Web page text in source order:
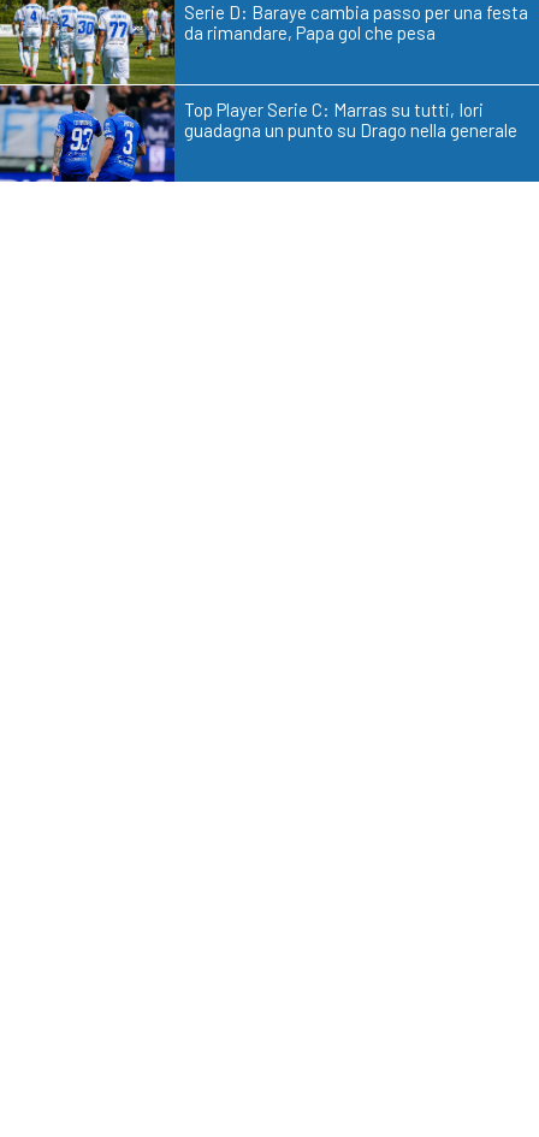
Serie D: Baraye cambia passo per una festa
da rimandare, Papa gol che pesa
Top Player Serie C: Marras su tutti, Iori
guadagna un punto su Drago nella generale